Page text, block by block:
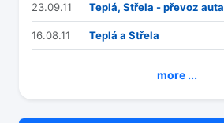
23.09.11 Teplá, Střela - převoz auta
16.08.11 Teplá a Střela
more ...